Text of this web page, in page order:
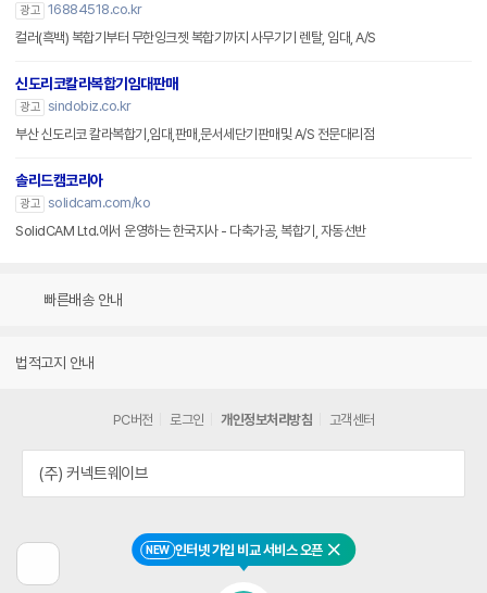
NEW 인터넷 가입 비교 서비스 오픈 닫기
광고 16884518.co.kr
컬러(흑백) 복합기부터 무한잉크젯 복합기까지 사무기기 렌탈, 임대, A/S
신도리코칼라복합기임대판매
광고 sindobiz.co.kr
부산 신도리코 칼라복합기,임대,판매,문서세단기판매및 A/S 전문대리점
솔리드캠코리아
광고 solidcam.com/ko
SolidCAM Ltd.에서 운영하는 한국지사 - 다축가공, 복합기, 자동선반
빠른배송 안내
법적고지 안내
전
PC버전 로그인 개인정보처리방침 고객센터
(주) 커넥트웨이브